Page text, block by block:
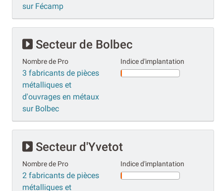
sur Fécamp
Secteur de Bolbec
Nombre de Pro
3 fabricants de pièces
métalliques et
d'ouvrages en métaux
sur Bolbec
Indice d'implantation
Secteur d'Yvetot
Nombre de Pro
2 fabricants de pièces
métalliques et
Indice d'implantation